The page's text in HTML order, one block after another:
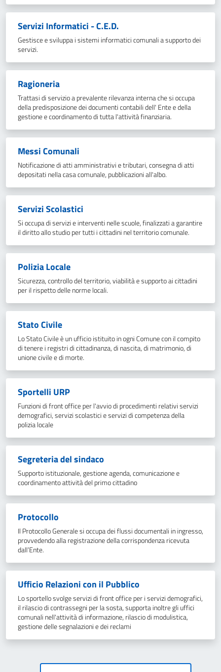
Servizi Informatici - C.E.D.
Gestisce e sviluppa i sistemi informatici comunali a supporto dei
servizi.
Ragioneria
Trattasi di servizio a prevalente rilevanza interna che si occupa
della predisposizione dei documenti contabili dell' Ente e della
gestione e coordinamento di tutta l'attività finanziaria.
Messi Comunali
Notificazione di atti amministrativi e tributari, consegna di atti
depositati nella casa comunale, pubblicazioni all'albo.
Servizi Scolastici
Si occupa di servizi e interventi nelle scuole, finalizzati a garantire
il diritto allo studio per tutti i cittadini nel territorio comunale.
Polizia Locale
Sicurezza, controllo del territorio, viabilità e supporto ai cittadini
per il rispetto delle norme locali.
Stato Civile
Lo Stato Civile è un ufficio istituito in ogni Comune con il compito
di tenere i registri di cittadinanza, di nascita, di matrimonio, di
unione civile e di morte.
Sportelli URP
Funzioni di front office per l'avvio di procedimenti relativi servizi
demografici, servizi scolastici e servizi di competenza della
polizia locale
Segreteria del sindaco
Supporto istituzionale, gestione agenda, comunicazione e
coordinamento attività del primo cittadino
Protocollo
Il Protocollo Generale si occupa dei flussi documentali in ingresso,
provvedendo alla registrazione della corrispondenza ricevuta
dall’Ente.
Ufficio Relazioni con il Pubblico
Lo sportello svolge servizi di front office per i servizi demografici,
il rilascio di contrassegni per la sosta, supporta inoltre gli uffici
comunali nell'attività di informazione, rilascio di modulistica,
gestione delle segnalazioni e dei reclami